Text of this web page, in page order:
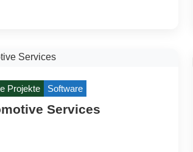
Projekte Software
Services